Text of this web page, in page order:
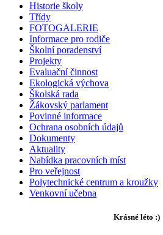
Historie školy
Třídy
FOTOGALERIE
Informace pro rodiče
Školní poradenství
Projekty
Evaluační činnost
Ekologická výchova
Školská rada
Žákovský parlament
Povinné informace
Ochrana osobních údajů
Dokumenty
Aktuality
Nabídka pracovních míst
Pro veřejnost
Polytechnické centrum a kroužky
Venkovní učebna
Krásné léto :)